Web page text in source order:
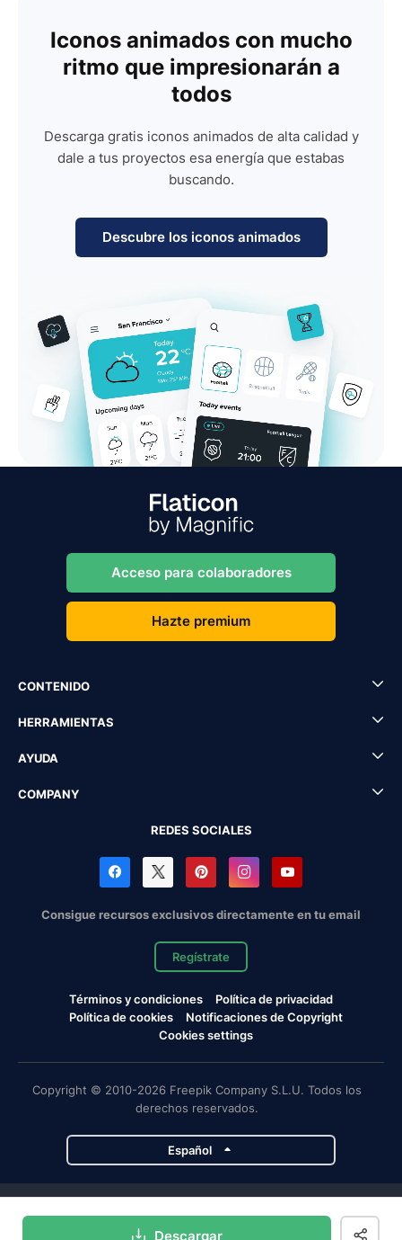
Descargar
Iconos animados con mucho
ritmo que impresionarán a
todos
Descarga gratis iconos animados de alta calidad y
dale a tus proyectos esa energía que estabas
buscando.
Descubre los iconos animados
Acceso para colaboradores
Hazte premium
CONTENIDO
HERRAMIENTAS
AYUDA
COMPANY
REDES SOCIALES
Consigue recursos exclusivos directamente en tu email
Regístrate
Términos y condiciones
Política de privacidad
Política de cookies
Notificaciones de Copyright
Cookies settings
Copyright © 2010-2026 Freepik Company S.L.U. Todos los
derechos reservados.
Español